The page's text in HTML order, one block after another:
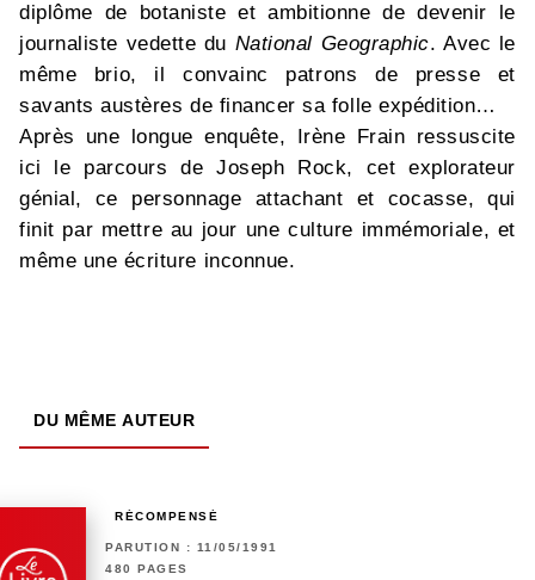
diplôme de botaniste et ambitionne de devenir le
journaliste vedette du National Geographic. Avec le
même brio, il convainc patrons de presse et
savants austères de financer sa folle expédition…
Après une longue enquête, Irène Frain ressuscite
ici le parcours de Joseph Rock, cet explorateur
génial, ce personnage attachant et cocasse, qui
finit par mettre au jour une culture immémoriale, et
même une écriture inconnue.
DU MÊME AUTEUR
RÉCOMPENSÉ
PARUTION : 11/05/1991
480 PAGES